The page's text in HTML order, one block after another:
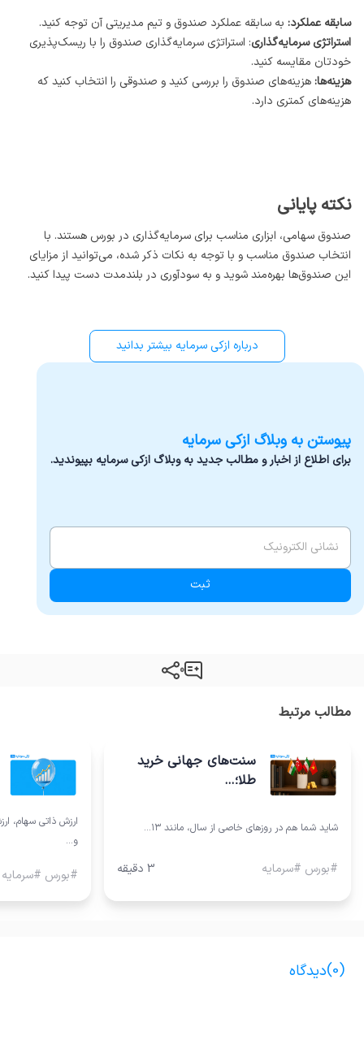
سابقه عملکرد: به سابقه عملکرد صندوق و تیم مدیریتی آن توجه کنید.
استراتژی سرمایه‌گذاری: استراتژی سرمایه‌گذاری صندوق را با ریسک‌پذیری
خودتان مقایسه کنید.
هزینه‌ها:هزینه‌های صندوق را بررسی کنید و صندوقی را انتخاب کنید که
هزینه‌های کمتری دارد.
نکته پایانی
صندوق سهامی، ابزاری مناسب برای سرمایه‌گذاری در بورس هستند. با
انتخاب صندوق مناسب و با توجه به نکات ذکر شده، می‌توانید از مزایای
این صندوق‌ها بهره‌مند شوید و به سودآوری در بلندمدت دست پیدا کنید.
درباره ازکی‌ سرمایه بیشتر بدانید
پیوستن به وبلاگ ازکی سرمایه
برای اطلاع از اخبار و مطالب جدید به وبلاگ ازکی سرمایه بپیوندید.
ایمیل*
ثبت
0
مطالب مرتبط
سنت‌های جهانی خرید
طلا؛…
شاید شما هم در روزهای خاصی از سال، مانند ۱۳…
3 دقیقه #بورس #سرمایه
ارزش ذاتی سهام،
و…
#بورس #سرمایه
0 دیدگاه‌